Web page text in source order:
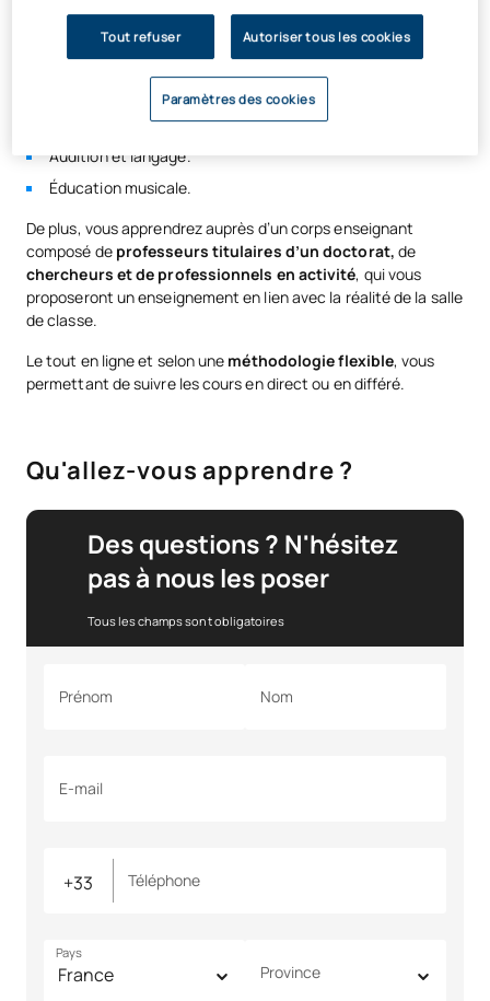
Éducation physique.
Pédagogie thérapeutique.
Langue étrangère : anglais.
Technologie et médias.
Audition et langage.
Éducation musicale.
De plus, vous apprendrez auprès d’un corps enseignant
composé de professeurs titulaires d’un doctorat, de
chercheurs et de professionnels en activité, qui vous
proposeront un enseignement en lien avec la réalité de la salle
de classe.
Le tout en ligne et selon une méthodologie flexible, vous
permettant de suivre les cours en direct ou en différé.
Qu'allez-vous apprendre ?
Des questions ? N'hésitez
pas à nous les poser
Tous les champs sont obligatoires
Prénom Nom
E-mail
Téléphone
Pays
Province
Tout refuser Autoriser tous les cookies
Paramètres des cookies